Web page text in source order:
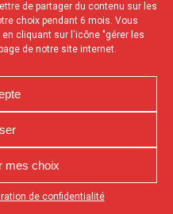
de partager du contenu sur les
choix pendant 6 mois. Vous
cliquant sur l'icône "gérer les
de notre site internet.
mes choix
de confidentialité
de votre